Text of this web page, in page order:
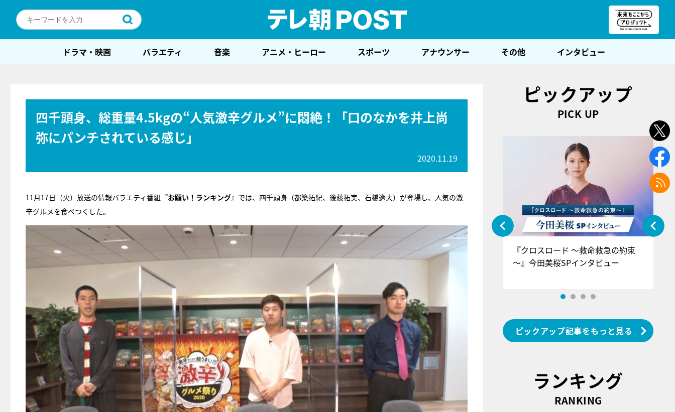
ドラマ・映画 バラエティ 音楽 アニメ・ヒーロー スポーツ アナウンサー その他 インタビュー
四千頭身、総重量4.5kgの“人気激辛グルメ”に悶絶！「口のなかを井上尚
弥にパンチされている感じ」
2020.11.19
11月17日（火）放送の情報バラエティ番組『お願い！ランキング』では、四千頭身（都築拓紀、後藤拓実、石橋遼大）が登場し、人気の激
辛グルメを食べつくした。
ピックアップ
PICK UP
『アイ＝ラブ！げーみんぐ』＝LOV
E齋藤樹愛羅＆佐々木舞香SPインタ
『クロスロード ～救命救急の約束
～』今田美桜SPインタビュー
ピックアップ記事をもっと見る
ランキング
RANKING